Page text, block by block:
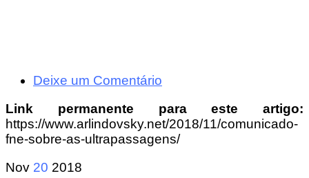
Deixe um Comentário
Link permanente para este artigo:
https://www.arlindovsky.net/2018/11/comunicado-
fne-sobre-as-ultrapassagens/
Nov 20 2018